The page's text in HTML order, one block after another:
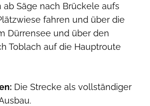
ab Säge nach Brückele aufs
fahren und über die
Dürrensee und über den
Toblach auf die Hauptroute
Die Strecke als vollständiger